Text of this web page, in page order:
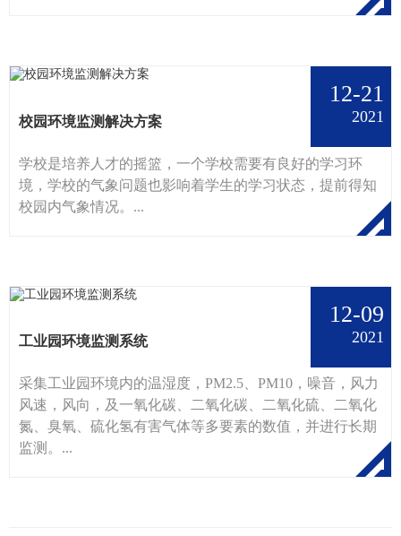
12-21
2021
校园环境监测解决方案
学校是培养人才的摇篮，一个学校需要有良好的学习环
境，学校的气象问题也影响着学生的学习状态，提前得知
校园内气象情况。...
12-09
2021
工业园环境监测系统
采集工业园环境内的温湿度，PM2.5、PM10，噪音，风力
风速，风向，及一氧化碳、二氧化碳、二氧化硫、二氧化
氮、臭氧、硫化氢有害气体等多要素的数值，并进行长期
监测。...